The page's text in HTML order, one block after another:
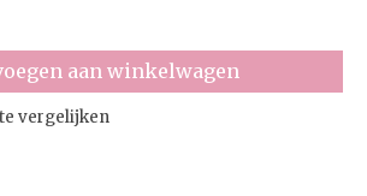
aan winkelwagen
vergelijken